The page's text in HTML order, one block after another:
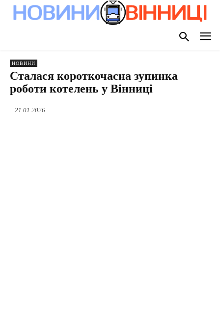
НОВИНИ
Сталася короткочасна зупинка
роботи котелень у Вінниці
21.01.2026